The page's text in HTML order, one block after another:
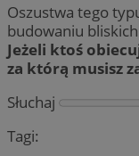
Oszustwa tego
budowaniu
Jeżeli ktoś
za którą musisz
Słuchaj
Tagi: